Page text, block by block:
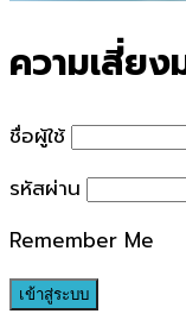
ความเสี่ย
ชื่อผู้ใช้
รหัสผ่าน
Remember Me